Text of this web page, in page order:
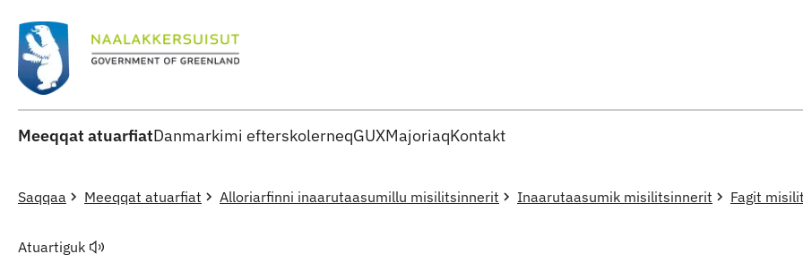
Meeqqat atuarfiatDanmarkimi efterskolerneqGUXMajoriaqKontakt
Saqqaa Meeqqat atuarfiat Alloriarfinni inaarutaasumillu misilitsinnerit Inaarutaasumik misilitsinnerit Fagit
Atuartiguk